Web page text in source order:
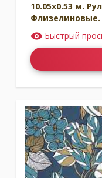
10.05x0.53 м.
Флизелиновые.
Быстрый